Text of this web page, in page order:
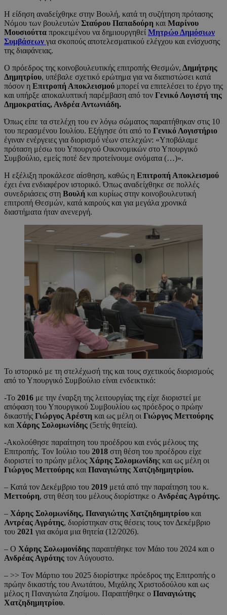
Η είδηση αναδείχθηκε στην Βουλή, κατά τη συζήτηση πρότασης
Νόμου των βουλευτών Σταύρου Παπαδούρη και Μαρίνου
Μουσιούττα προκειμένου να δημιουργηθεί Μητρώο Δημόσιων
Συμβάσεων για σκοπούς αποτελεσματικού ελέγχου και ενίσχυσης
της διαφάνειας.
Ο πρόεδρος της κοινοβουλευτικής επιτροπής Θεσμών, Δημήτρης
Δημητρίου, υπέβαλε σχετικό ερώτημα για να διαπιστώσει κατά
πόσον η Επιτροπή Αποκλεισμού μπορεί να επιτελέσει το έργο της
και υπήρξε αποκαλυπτική παρέμβαση από τον Γενικό Λογιστή της
Δημοκρατίας, Ανδρέα Αντωνιάδη.
Όπως είπε τα στελέχη του εν λόγω σώματος παραιτήθηκαν στις 10
του περασμένου Ιουλίου. Εξήγησε ότι από το Γενικό Λογιστήριο
έγιναν ενέργειες για διορισμό νέων στελεχών: «Υποβάλαμε
πρόταση μέσω του Υπουργού Οικονομικών στο Υπουργικό
Συμβούλιο, εμείς ποτέ δεν προτείνουμε ονόματα (…)».
Η εξέλιξη προκάλεσε αίσθηση, καθώς η Επιτροπή Αποκλεισμού
έχει ένα ενδιαφέρον ιστορικό. Όπως αναδείχθηκε σε πολλές
συνεδριάσεις στη Βουλή και κυρίως στην κοινοβουλευτική
επιτροπή Θεσμών, κατά καιρούς και για μεγάλα χρονικά
διαστήματα ήταν ανενεργή.
Το ιστορικό με τη στελέχωσή της και τους σχετικούς διορισμούς
από το Υπουργικό Συμβούλιο είναι ενδεικτικό:
-Το 2016 με την έναρξη της λειτουργίας της είχε διοριστεί με
απόφαση του Υπουργικού Συμβουλίου ως πρόεδρος ο πρώην
δικαστής Γιώργος Αρέστη και ως μέλη οι Γιώργος Μεττούρης
και Χάρης Σολομωνίδης (5ετής θητεία).
-Ακολούθησε παραίτηση του προέδρου και ενός μέλους της
Επιτροπής. Τον Ιούλιο του 2018 στη θέση του προέδρου είχε
διοριστεί το πρώην μέλος Χάρης Σολομωνίδης και ως μέλη οι
Γιώργος Μεττούρης και Παναγιώτης Χατζηδημητρίου.
– Κατά τον Δεκέμβριο του 2019 μετά από την παραίτηση του κ.
Μεττούρη, στη θέση του μέλους διορίστηκε ο Ανδρέας Αγρότης.
– Χάρης Σολομωνίδης, Παναγιώτης Χατζηδημητρίου και
Αντρέας Αγρότης, διορίστηκαν στις θέσεις τους τον Δεκέμβριο
του 2021 για ακόμα μια θητεία (12/2026).
– Ο Χάρης Σολωμονίδης παραιτήθηκε τον Μάιο του 2024 και ο
Ανδρέας Αγρότης τον Αύγουστο.
– >> Τον Μάρτιο του 2025 διορίστηκε πρόεδρος της Επιτροπής ο
πρώην δικαστής του Ανωτάτου, Μιχάλης Χριστοδούλου και ως
μέλος η Παναγιώτα Ζησίμου. Παραιτήθηκε ο Παναγιώτης
Χατζηδημητρίου.